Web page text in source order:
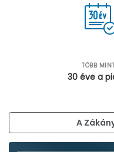
TÖBB
30 éve a
A